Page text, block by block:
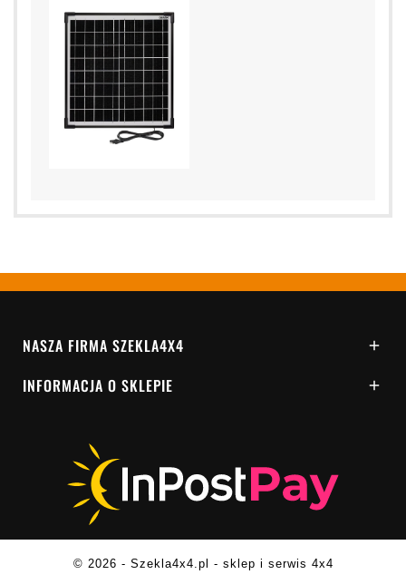
NASZA FIRMA SZEKLA4X4 
INFORMACJA O SKLEPIE 
© 2026 - Szekla4x4.pl - sklep i serwis 4x4